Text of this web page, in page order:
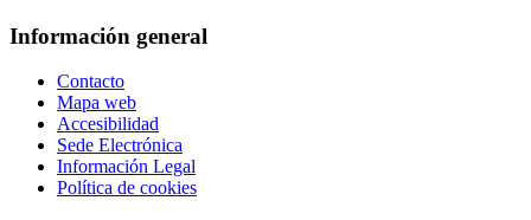
Información general
Contacto
Mapa web
Accesibilidad
Sede Electrónica
Información Legal
Política de cookies